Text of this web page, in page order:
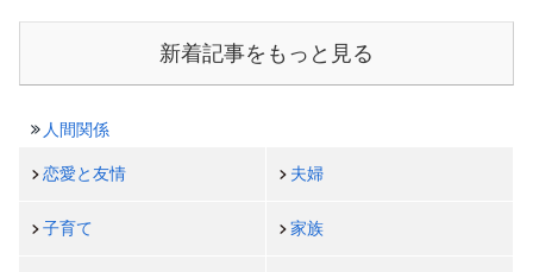
新着記事をもっと見る
人間関係
恋愛と友情 夫婦
子育て 家族